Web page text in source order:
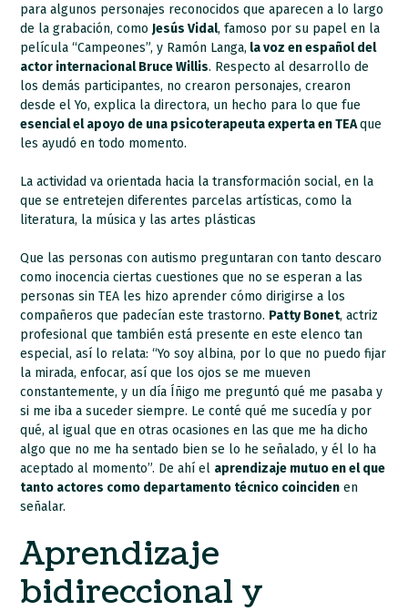
para algunos personajes reconocidos que aparecen a lo largo
de la grabación, comoJesús Vidal, famoso por su papel en la
película “Campeones”, y Ramón Langa, la voz en español del
actor internacional Bruce Willis. Respecto al desarrollo de
los demás participantes, no crearon personajes, crearon
desde el Yo, explica la directora, un hecho para lo que fue
esencial el apoyo de una psicoterapeuta experta en TEAque
les ayudó en todo momento.
La actividad va orientada hacia la transformación social, en la
que se entretejen diferentes parcelas artísticas, como la
literatura, la música y las artes plásticas
Que las personas con autismo preguntaran con tanto descaro
como inocencia ciertas cuestiones que no se esperan a las
personas sin TEA les hizo aprender cómo dirigirse a los
compañeros que padecían este trastorno. Patty Bonet, actriz
profesional que también está presente en este elenco tan
especial, así lo relata: “Yo soy albina, por lo que no puedo fijar
la mirada, enfocar, así que los ojos se me mueven
constantemente, y un día Íñigo me preguntó qué me pasaba y
si me iba a suceder siempre. Le conté qué me sucedía y por
qué, al igual que en otras ocasiones en las que me ha dicho
algo que no me ha sentado bien se lo he señalado, y él lo ha
aceptado al momento”. De ahí el aprendizaje mutuo en el que
tanto actores como departamento técnico coinciden en
señalar.
Aprendizaje
bidireccional y